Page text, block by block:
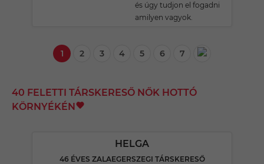
és úgy tudjon el fogadni
amilyen vagyok.
1 2 3 4 5 6 7
40 FELETTI TÁRSKERESŐ NŐK HOTTÓ
KÖRNYÉKÉN
HELGA
46 ÉVES ZALAEGERSZEGI TÁRSKERESŐ